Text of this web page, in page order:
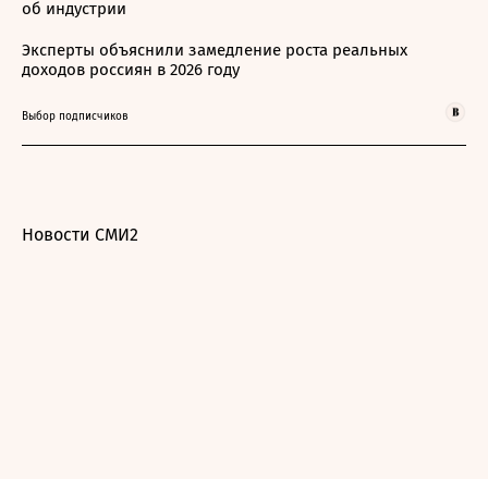
об индустрии
Эксперты объяснили замедление роста реальных
доходов россиян в 2026 году
Выбор подписчиков
Новости СМИ2